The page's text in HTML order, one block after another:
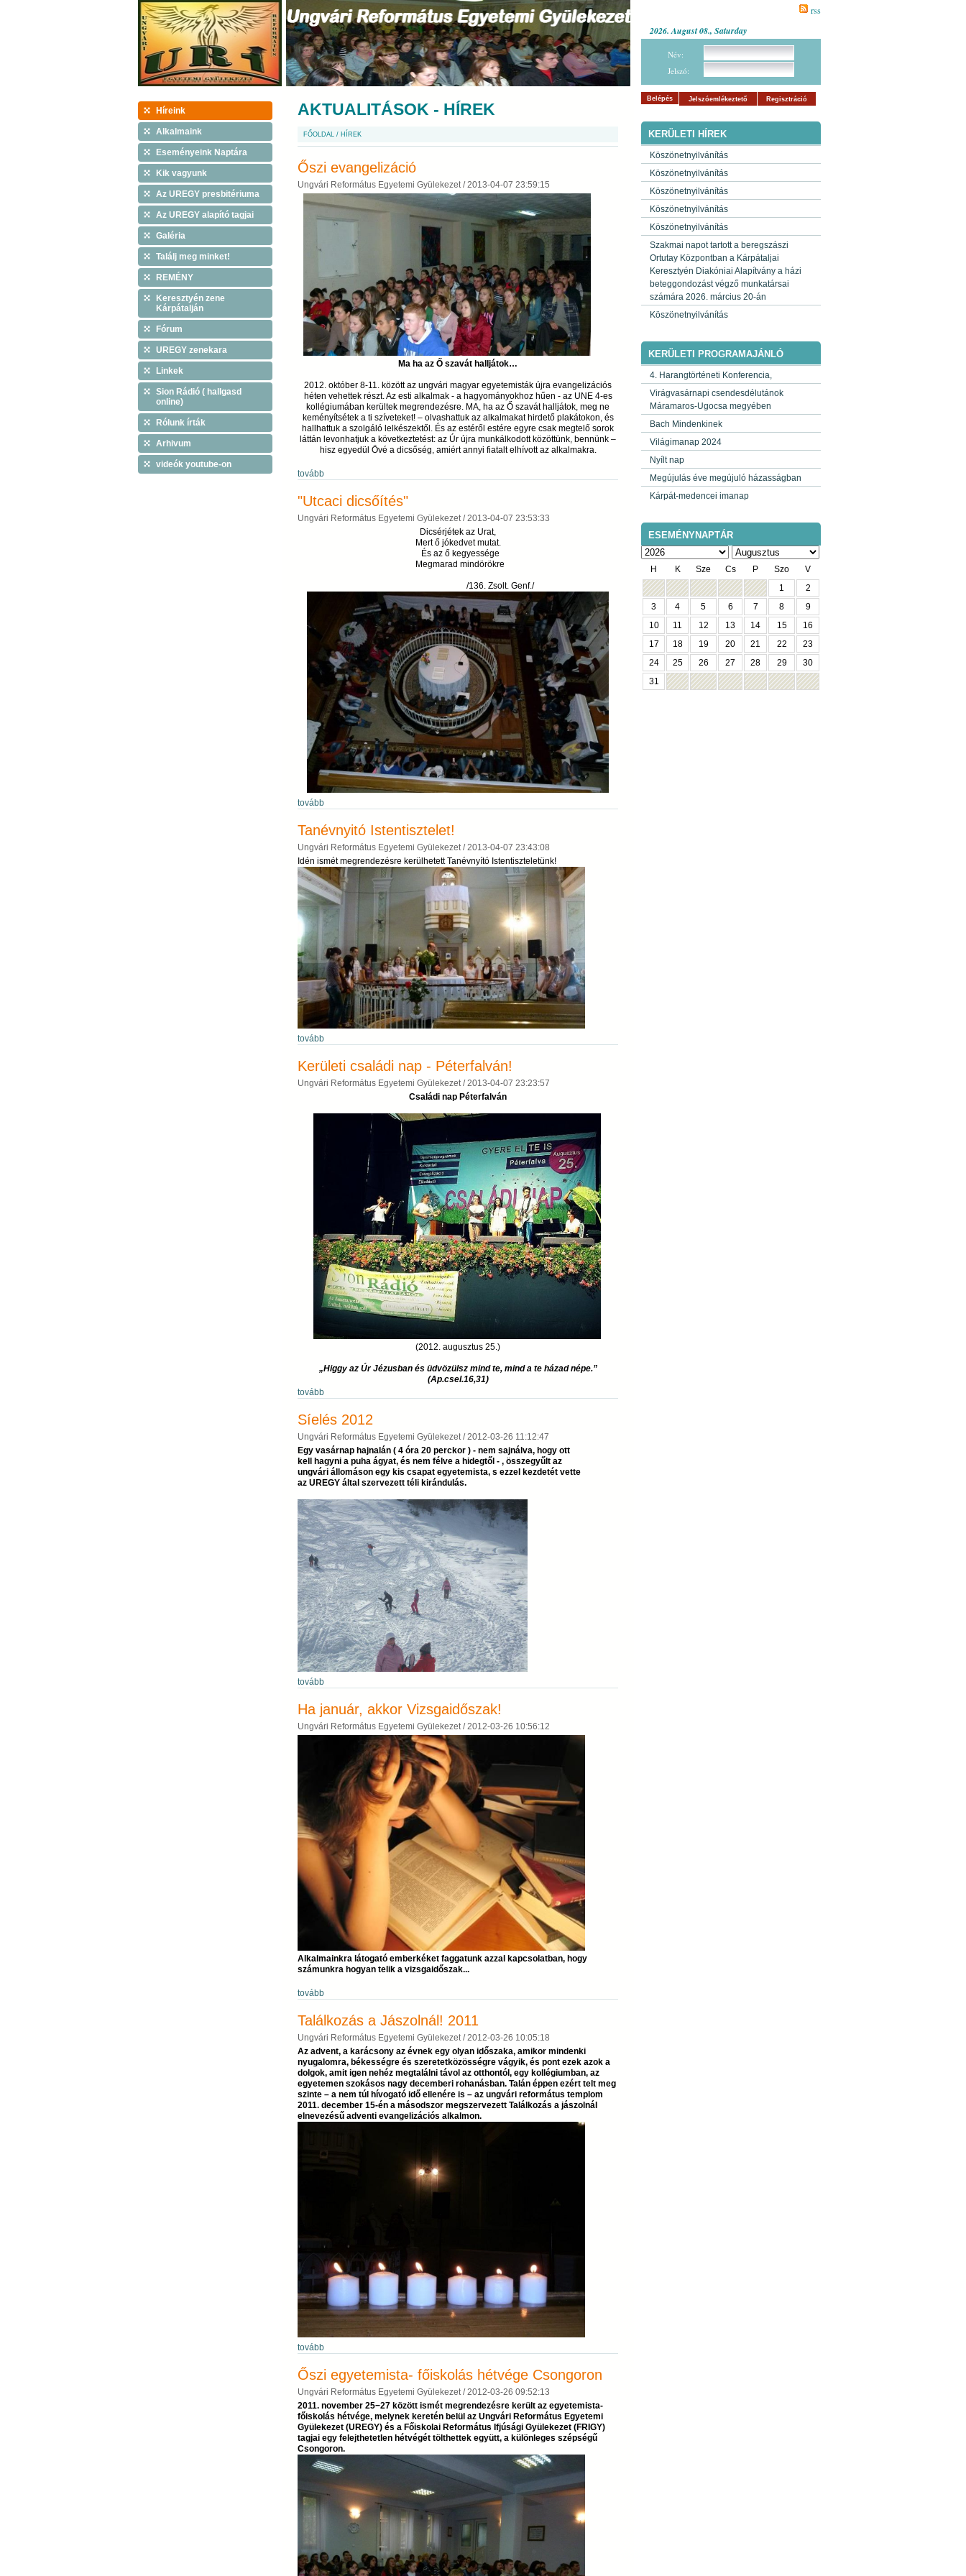
Híreink
Alkalmaink
Eseményeink Naptára
Kik vagyunk
Az UREGY presbitériuma
Az UREGY alapító tagjai
Galéria
Találj meg minket!
REMÉNY
Keresztyén zene
Kárpátalján
Fórum
UREGY zenekara
Linkek
Sion Rádió ( hallgasd
online)
Rólunk írták
Arhivum
videók youtube-on
AKTUALITÁSOK - HÍREK
FŐOLDAL / HÍREK
Őszi evangelizáció
Ungvári Református Egyetemi Gyülekezet /2013-04-07 23:59:15
Ma ha az Ő szavát halljátok…
2012. október 8-11. között az ungvári magyar egyetemisták újra evangelizációs
héten vehettek részt. Az esti alkalmak - a hagyományokhoz hűen - az UNE 4-es
kollégiumában kerültek megrendezésre. MA, ha az Ő szavát halljátok, meg ne
keményítsétek a ti szíveteket! – olvashattuk az alkalmakat hirdető plakátokon, és
hallhattuk a szolgáló lelkészektől. És az estéről estére egyre csak megtelő sorok
láttán levonhatjuk a következtetést: az Úr újra munkálkodott közöttünk, bennünk –
hisz egyedül Övé a dicsőség, amiért annyi fiatalt elhívott az alkalmakra.
tovább
"Utcaci dicsőítés"
Ungvári Református Egyetemi Gyülekezet / 2013-04-07 23:53:33
Dicsérjétek az Urat,
Mert ő jókedvet mutat.
És az ő kegyessége
Megmarad mindörökre
/136. Zsolt. Genf./
tovább
Tanévnyitó Istentisztelet!
Ungvári Református Egyetemi Gyülekezet / 2013-04-07 23:43:08
Idén ismét megrendezésre kerülhetett Tanévnyító Istentiszteletünk!
tovább
Kerületi családi nap - Péterfalván!
Ungvári Református Egyetemi Gyülekezet /2013-04-07 23:23:57
Családi nap Péterfalván
(2012. augusztus 25.)
„Higgy az Úr Jézusban és üdvözülsz mind te, mind a te házad népe.”
(Ap.csel.16,31)
tovább
Síelés 2012
Ungvári Református Egyetemi Gyülekezet /2012-03-26 11:12:47
Egy vasárnap hajnalán ( 4 óra 20 perckor ) - nem sajnálva, hogy ott
kell hagyni a puha ágyat, és nem félve a hidegtől - , összegyűlt az
ungvári állomáson egy kis csapat egyetemista, s ezzel kezdetét vette
az UREGY által szervezett téli kirándulás.
tovább
Ha január, akkor Vizsgaidőszak!
Ungvári Református Egyetemi Gyülekezet /2012-03-26 10:56:12
Alkalmainkra látogató emberkéket faggatunk azzal kapcsolatban, hogy
számunkra hogyan telik a vizsgaidőszak...
tovább
Találkozás a Jászolnál! 2011
Ungvári Református Egyetemi Gyülekezet /2012-03-26 10:05:18
Az advent, a karácsony az évnek egy olyan időszaka, amikor mindenki
nyugalomra, békességre és szeretetközösségre vágyik, és pont ezek azok a
dolgok, amit igen nehéz megtalálni távol az otthontól, egy kollégiumban, az
egyetemen szokásos nagy decemberi rohanásban. Talán éppen ezért telt meg
szinte – a nem túl hívogató idő ellenére is – az ungvári református templom
2011. december 15-én a másodszor megszervezett Találkozás a jászolnál
elnevezésű adventi evangelizációs alkalmon.
tovább
Őszi egyetemista- főiskolás hétvége Csongoron
Ungvári Református Egyetemi Gyülekezet /2012-03-26 09:52:13
2011. november 25−27 között ismét megrendezésre került az egyetemista-
főiskolás hétvége, melynek keretén belül az Ungvári Református Egyetemi
Gyülekezet (UREGY) és a Főiskolai Református Ifjúsági Gyülekezet (FRIGY)
tagjai egy felejthetetlen hétvégét tölthettek együtt, a különleges szépségű
Csongoron.
rss
2026. August 08., Saturday
Név:
Jelszó:
Belépés Jelszóemlékeztető Regisztráció
KERÜLETI HÍREK
Köszönetnyilvánítás
Köszönetnyilvánítás
Köszönetnyilvánítás
Köszönetnyilvánítás
Köszönetnyilvánítás
Szakmai napot tartott a beregszászi
Ortutay Központban a Kárpátaljai
Keresztyén Diakóniai Alapítvány a házi
beteggondozást végző munkatársai
számára 2026. március 20-án
Köszönetnyilvánítás
KERÜLETI PROGRAMAJÁNLÓ
4. Harangtörténeti Konferencia,
Virágvasárnapi csendesdélutánok
Máramaros-Ugocsa megyében
Bach Mindenkinek
Világimanap 2024
Nyílt nap
Megújulás éve megújuló házasságban
Kárpát-medencei imanap
ESEMÉNYNAPTÁR
H K Sze Cs P Szo
V
1
2
3
4 5 6 7 8
9
10
11 12 13 14 15
16
17
18 19 20 21 22
23
24
25 26 27 28 29
30
31